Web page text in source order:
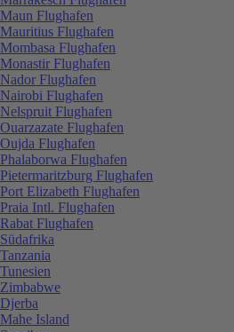
Maun Flughafen
Mauritius Flughafen
Mombasa Flughafen
Monastir Flughafen
Nador Flughafen
Nairobi Flughafen
Nelspruit Flughafen
Ouarzazate Flughafen
Oujda Flughafen
Phalaborwa Flughafen
Pietermaritzburg Flughafen
Port Elizabeth Flughafen
Praia Intl. Flughafen
Rabat Flughafen
Südafrika
Tanzania
Tunesien
Zimbabwe
Djerba
Mahe Island